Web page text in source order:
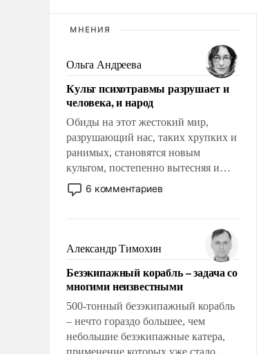
МНЕНИЯ
Ольга Андреева
Культ психотравмы разрушает и
человека, и народ
Обиды на этот жестокий мир,
разрушающий нас, таких хрупких и
ранимых, становятся новым
культом, постепенно вытесняя и
отменяя традиционное требование к
человеку – быть мужественным и
на себя ответственность, помогать
слабым, идти вперед и
адаптироваться.
6 комментариев
Александр Тимохин
Безэкипажный корабль – задача со
многими неизвестными
500-тонный безэкипажный корабль
– нечто гораздо большее, чем
небольшие безэкипажные катера,
применение которых уже стало